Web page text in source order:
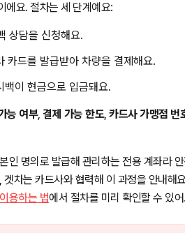
에요. 절차는 세 단계예요:
상담을 신청해요.
드를 발급받아 차량을 결제해요.
이 현금으로 입금돼요.
능 여부, 결제 가능 한도, 카드사 가맹점 번
인 명의로 발급해 관리하는 전용 계좌라
차는 카드사와 협력해 이 과정을 안내해
용하는 법에서 절차를 미리 확인할 수 있